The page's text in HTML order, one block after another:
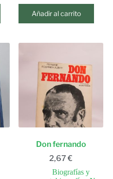
Añadir al carrito
Don fernando
2,67 €
Biografías y